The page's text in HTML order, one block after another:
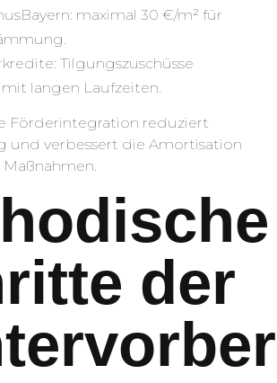
maximal 30 €/m² für
Tilgungszuschüsse
langen Laufzeiten.
Förderintegration reduziert
und verbessert die Amortisation
der